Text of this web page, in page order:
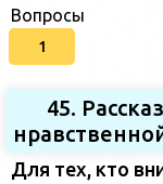
Вопросы
1
45.
Для тех, кто